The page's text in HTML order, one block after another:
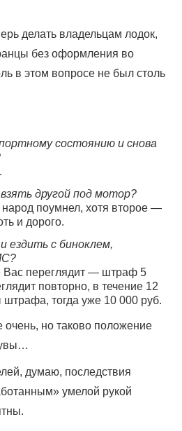
делать владельцам лодок,
без оформления во
в этом вопросе не был столь
состоянию и снова
другой под мотор?
народ поумнел, хотя второе —
и дорого.
ездить с биноклем,
переглядит — штраф 5
повторно, в течение 12
штрафа, тогда уже 10 000 руб.
очень, но таково положение
думаю, последствия
умелой рукой